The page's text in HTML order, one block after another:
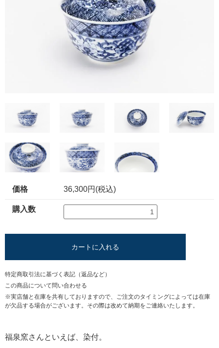
価格 36,300円(税込)
購入数
カートに入れる
特定商取引法に基づく表記（返品など）
この商品について問い合わせる
※実店舗と在庫を共有しておりますので、ご注文のタイミングによっては在庫
が欠品する場合がございます。その際は改めて納期をご連絡いたします。
福泉窯さんといえば、染付。